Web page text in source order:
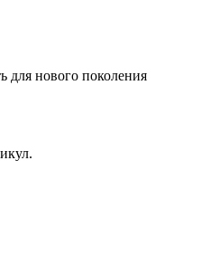
для нового поколения